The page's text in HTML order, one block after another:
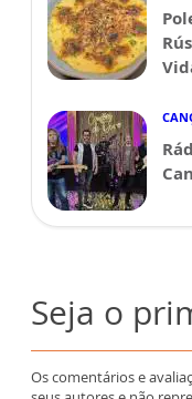
Seja o
Os comentários e